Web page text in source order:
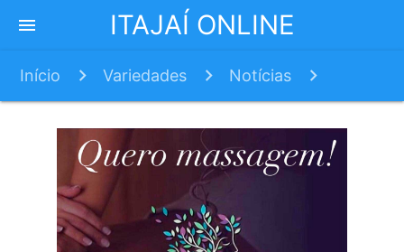
ITAJAÍ ONLINE
menu
Início Variedades Notícias
Carnaval no Mercado é o destaque cultural da
semana